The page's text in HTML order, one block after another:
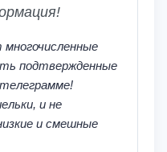
подтвержденные
и не
и смешные